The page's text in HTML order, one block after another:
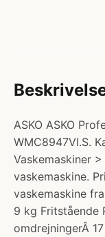
ASKO ASKO
WMC8947VI.S.
Vaskemaskiner
vaskemaskine.
vaskemaskine
9 kg Fritstående
omdrejningerÂ